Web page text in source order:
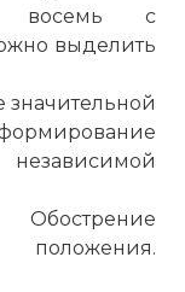
восемь с
выделить
значительной